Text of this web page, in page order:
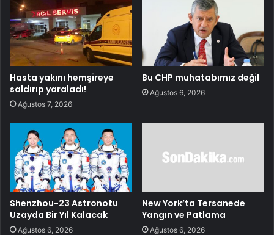
Hasta yakını hemşireye
saldırıp yaraladı!
Ağustos 7, 2026
Bu CHP muhatabımız değil
Ağustos 6, 2026
Shenzhou-23 Astronotu
Uzayda Bir Yıl Kalacak
Ağustos 6, 2026
New York’ta Tersanede
Yangın ve Patlama
Ağustos 6, 2026